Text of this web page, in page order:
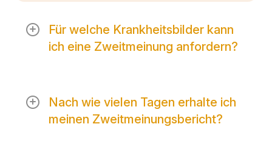
Für welche Krankheitsbilder kann
ich eine Zweitmeinung anfordern?
Nach wie vielen Tagen erhalte ich
meinen Zweitmeinungsbericht?